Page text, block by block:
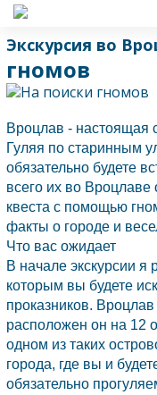
Экскурсия во
гномов
Вроцлав - настоящая
Гуляя по старинным
обязательно будете
всего их во
квеста с помощью
факты о городе и
Что вас ожидает
В начале экскурсии я
которым вы будете
проказников. Вроцлав
расположен он на 12
одном из таких
города, где вы и
обязательно